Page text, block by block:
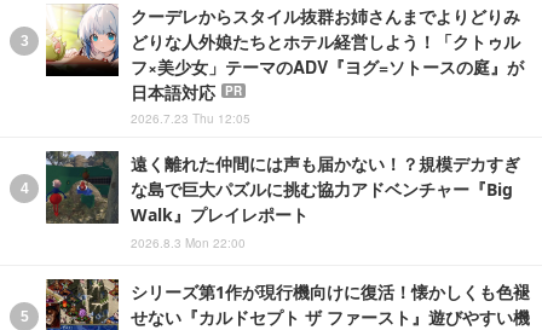
クーデレからスタイル抜群お姉さんまでよりどりみ
どりな人外娘たちとホテル経営しよう！「クトゥル
フ×美少女」テーマのADV『ヨグ=ソトースの庭』が
日本語対応
PR
2026.7.23 Thu 12:05
遠く離れた仲間には声も届かない！？規模デカすぎ
な島で巨大パズルに挑む協力アドベンチャー『Big
Walk』プレイレポート
2026.8.3 Mon 22:00
シリーズ第1作が現行機向けに復活！懐かしくも色褪
せない『カルドセプト ザ ファースト』遊びやすい機